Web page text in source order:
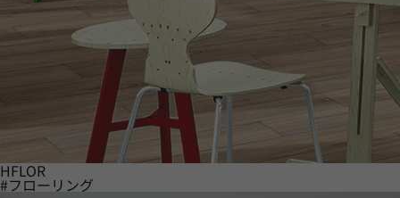
HFLOR
#フローリング